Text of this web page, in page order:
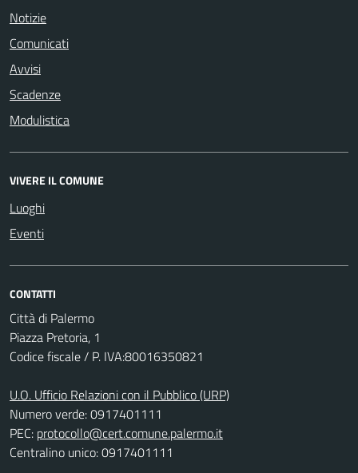
Notizie
Comunicati
Avvisi
Scadenze
Modulistica
VIVERE IL COMUNE
Luoghi
Eventi
CONTATTI
Città di Palermo
Piazza Pretoria, 1
Codice fiscale / P. IVA:80016350821
U.O. Ufficio Relazioni con il Pubblico (URP)
Numero verde: 0917401111
PEC: protocollo@cert.comune.palermo.it
Centralino unico: 0917401111